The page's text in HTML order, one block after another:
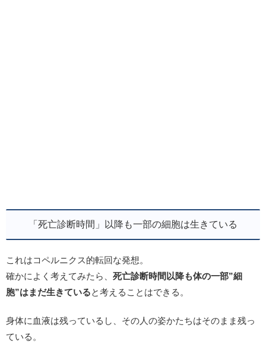
「死亡診断時間」以降も一部の細胞は生きている
これはコペルニクス的転回な発想。
確かによく考えてみたら、 死亡診断時間以降も体の一部”細
胞”はまだ生きていると考えることはできる。
身体に血液は残っているし、その人の姿かたちはそのまま残っ
ている。